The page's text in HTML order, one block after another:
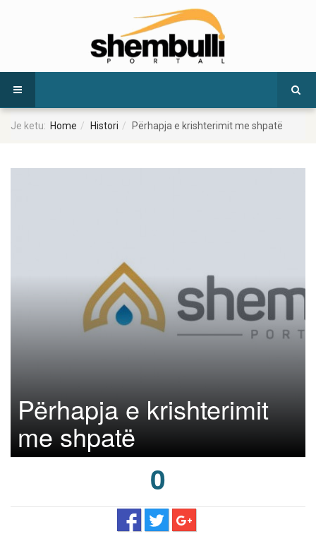
Je ketu: Home Histori Përhapja e krishterimit me shpatë
Përhapja e krishterimit
me shpatë
0